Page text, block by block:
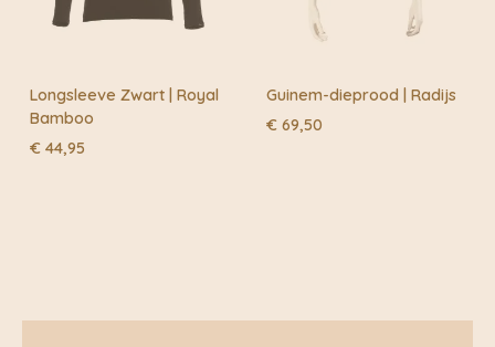
Longsleeve Zwart | Royal
Bamboo
€ 44,95
Guinem-dieprood | Radijs
€ 69,50